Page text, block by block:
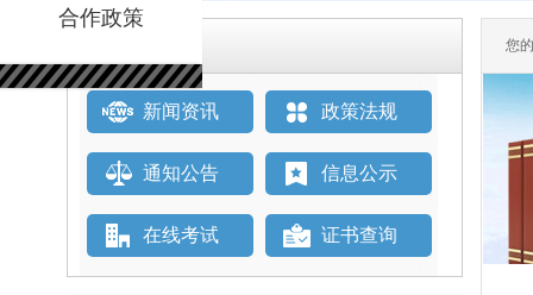
新闻资讯 政策法规
通知公告 信息公示
在线考试 证书查询
您
合作政策